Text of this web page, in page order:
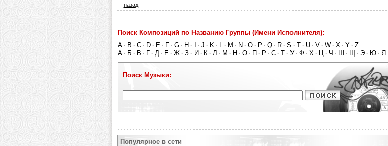
назад
Поиск Композиций по Названию Группы (Имени Исполнителя):
A · B · C · D · E · F · G · H · · J · K · L · M · N · O · P · Q · R · S · T · U · V · W · X · Y · Z
А · Б · В · Г · Д · Е · Ж · З · И · К · Л · М · Н · О · П · Р · С · Т · У · Ф · Х · Ц · Ч · Ш · Щ · Э · Ю · Я
Поиск Музыки:
Популярное в сети